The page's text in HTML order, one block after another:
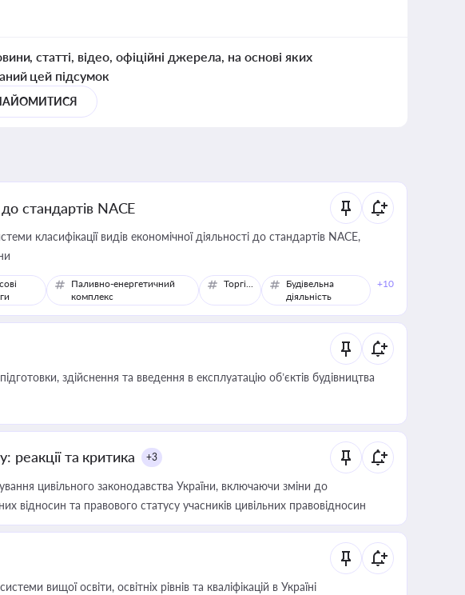
статті, відео, офіційні джерела, на основі яких
цей підсумок
стандартів NACE
класифікації видів економічної діяльності до стандартів NACE,
Паливно-енергетичний
комплекс
Торгівля
Будівельна
діяльність
+10
здійснення та введення в експлуатацію об’єктів будівництва
реакції та критика +3
цивільного законодавства України, включаючи зміни до
відносин та правового статусу учасників цивільних правовідносин
вищої освіти, освітніх рівнів та кваліфікацій в Україні